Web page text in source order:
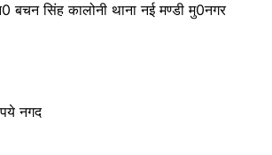
बचन सिंह कालोनी थाना नई मण्डी मु0नगर
नगद